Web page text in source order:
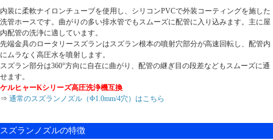
内装に柔軟ナイロンチューブを使用し、シリコンPVCで外装コーティングを施した
洗管ホースです。曲がりの多い排水管でもスムーズに配管に入り込みます。主に屋
内配管の洗浄に適しています。
先端金具のロータリースズランはスズラン根本の噴射穴部分が高速回転し、配管内
にムラなく高圧水を噴射します。
スズラン部分は360°方向に自在に曲がり、配管の継ぎ目の段差などもスムーズに通
せます。
ケルヒャーKシリーズ高圧洗浄機互換
⇒ 通常のスズランノズル（Φ1.0mm/4穴）はこちら
スズランノズルの特徴